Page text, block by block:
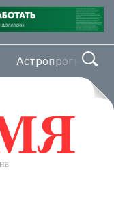
Астропрогноз